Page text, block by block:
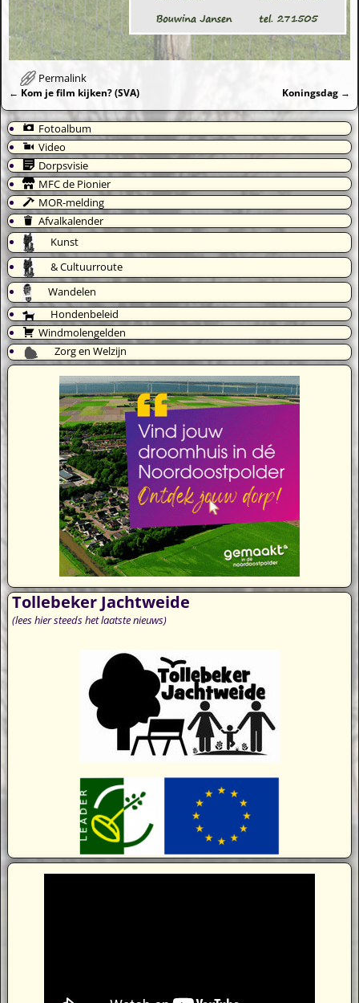
Permalink
Bericht navigatie
← Kom je film kijken? (SVA) Koningsdag →
Fotoalbum
Video
Dorpsvisie
MFC de Pionier
MOR-melding
Afvalkalender
Kunst
& Cultuurroute
Wandelen
Hondenbeleid
Windmolengelden
Zorg en Welzijn
Tollebeker Jachtweide
(lees hier steeds het laatste nieuws)